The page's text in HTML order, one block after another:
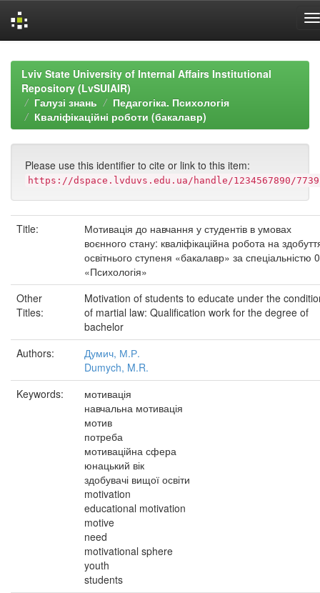
navigationLviv State University of Internal Affairs Institutional
Repository (LvSUIAIR)
Галузі знань
Педагогіка. Психологія
Кваліфікаційні роботи (бакалавр)
Please use this identifier to cite or link to this item:
https://dspace.lvduvs.edu.ua/handle/1234567890/7739
Title:
Мотивація до навчання у студентів в умовах
воєнного стану: кваліфікаційна робота на
освітнього ступеня «бакалавр» за спеціальністю
«Психологія»
Other
Titles:
Motivation of students to educate under the
of martial law: Qualification work for the degree of
bachelor
Authors:
Думич, М.Р.
Dumych, M.R.
Keywords:
мотивація
навчальна мотивація
мотив
потреба
мотиваційна сфера
юнацький вік
здобувачі вищої освіти
motivation
educational motivation
motive
need
motivational sphere
youth
students